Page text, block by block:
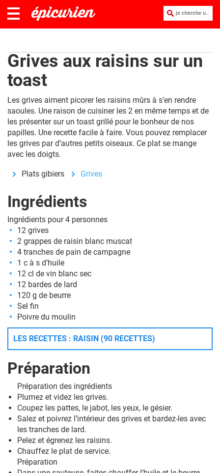
je cherche une recette :
Grives aux raisins sur un
toast
Les grives aiment picorer les raisins mûrs à s’en rendre
saoules. Une raison de cuisiner les 2 en même temps et de
les présenter sur un toast grillé pour le bonheur de nos
papilles. Une recette facile à faire. Vous pouvez remplacer
les grives par d’autres petits oiseaux. Ce plat se mange
avec les doigts.
Plats gibiers Grives
Ingrédients
Ingrédients pour 4 personnes
12 grives
2 grappes de raisin blanc muscat
4 tranches de pain de campagne
1 c à s d’huile
12 cl de vin blanc sec
12 bardes de lard
120 g de beurre
Sel fin
Poivre du moulin
LES RECETTES : RAISIN (90 RECETTES)
Préparation
Préparation des ingrédients
Plumez et videz les grives.
Coupez les pattes, le jabot, les yeux, le gésier.
Salez et poivrez l’intérieur des grives et bardez-les avec
les tranches de lard.
Pelez et égrenez les raisins.
Chauffez le plat de service.
Préparation